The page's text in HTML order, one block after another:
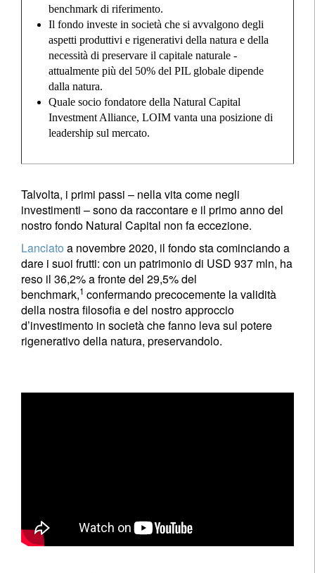
benchmark di riferimento.
Il fondo investe in società che si avvalgono degli
aspetti produttivi e rigenerativi della natura e della
necessità di preservare il capitale naturale -
attualmente più del 50% del PIL globale dipende
dalla natura.
Quale socio fondatore della Natural Capital
Investment Alliance, LOIM vanta una posizione di
leadership sul mercato.
Talvolta, i primi passi – nella vita come negli
investimenti – sono da raccontare e il primo anno del
nostro fondo Natural Capital non fa eccezione.
Lanciato a novembre 2020, il fondo sta cominciando a
dare i suoi frutti: con un patrimonio di USD 937 mln, ha
reso il 36,2% a fronte del 29,5% del
benchmark,1 confermando precocemente la validità
della nostra filosofia e del nostro approccio
d’investimento in società che fanno leva sul potere
rigenerativo della natura, preservandolo.